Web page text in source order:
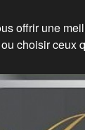
offrir une
choisir ceux